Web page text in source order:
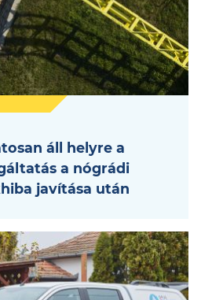
áll helyre a
a nógrádi
javítása után